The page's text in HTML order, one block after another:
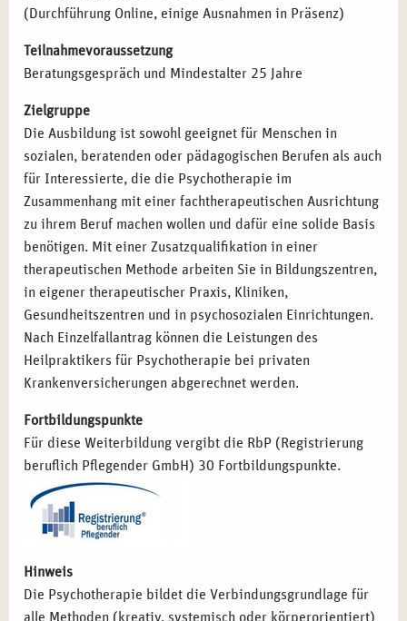
QUALIFIKATIONEN NACH IHRER AUSBILDUNG
Mit erfolgreichem Abschluss können Sie folgende
Heilpraktiker für Psychotherapie:Zulassung zur
therapeutischen Arbeit nach bestandener Prüfung.
Psychologischer Berater:Kompetenzen zur
psychologischen Betreuung und Beratung.
STARTEN SIE MIT CAMPUS NATURALIS IN
MÜNCHEN DURCH
Entscheiden Sie sich für die Ausbildung zum Heilpraktiker
für Psychotherapie bei campus naturalis in München und
profitieren Sie von unserer langjährigen Erfahrung im
Bereich der Gesundheitsbildung. Unsere erfahrenen
bayerischen Landeshauptstadt schaffen optimale
Bedingungen für Ihren Erfolg. Lassen Sie uns gemeinsam
Ihre beruflichen Ziele verwirklichen und neue
Perspektiven schaffen!
Therapieanträge
Inhalte der Fortbildung
(Durchführung Online, einige Ausnahmen in Präsenz)
Teilnahmevoraussetzung
Beratungsgespräch und Mindestalter 25 Jahre
Zielgruppe
Die Ausbildung ist sowohl geeignet für Menschen in
sozialen, beratenden oder pädagogischen Berufen als auch
für Interessierte, die die Psychotherapie im
Zusammenhang mit einer fachtherapeutischen Ausrichtung
zu ihrem Beruf machen wollen und dafür eine solide Basis
benötigen. Mit einer Zusatzqualifikation in einer
therapeutischen Methode arbeiten Sie in Bildungszentren,
in eigener therapeutischer Praxis, Kliniken,
Gesundheitszentren und in psychosozialen Einrichtungen.
Nach Einzelfallantrag können die Leistungen des
Heilpraktikers für Psychotherapie bei privaten
Krankenversicherungen abgerechnet werden.
Fortbildungspunkte
Für diese Weiterbildung vergibt die RbP (Registrierung
beruflich Pflegender GmbH) 30 Fortbildungspunkte.
Hinweis
Die Psychotherapie bildet die Verbindungsgrundlage für
alle Methoden (kreativ, systemisch oder körperorientiert)